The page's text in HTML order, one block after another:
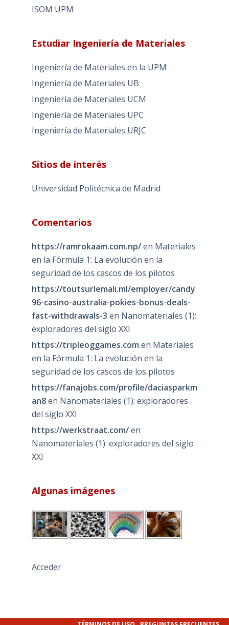
ISOM UPM
Estudiar Ingeniería de Materiales
Ingeniería de Materiales en la UPM
Ingeniería de Materiales UB
Ingeniería de Materiales UCM
Ingeniería de Materiales UPC
Ingeniería de Materiales URJC
Sitios de interés
Universidad Politécnica de Madrid
Comentarios
https://ramrokaam.com.np/en Materiales
en la Fórmula 1: La evolución en la
seguridad de los cascos de los pilotos
https://toutsurlemali.ml/employer/candy
96-casino-australia-pokies-bonus-deals-
fast-withdrawals-3 en Nanomateriales (1):
exploradores del siglo XXI
https://tripleoggames.com en Materiales
en la Fórmula 1: La evolución en la
seguridad de los cascos de los pilotos
https://fanajobs.com/profile/daciasparkm
an8en Nanomateriales (1): exploradores
del siglo XXI
https://werkstraat.com/en
Nanomateriales (1): exploradores del siglo
XXI
Algunas imágenes
Acceder